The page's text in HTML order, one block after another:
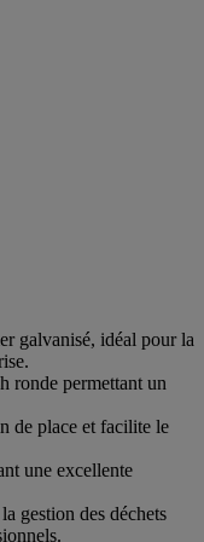
galvanisé, idéal pour la
ronde permettant un
de place et facilite le
une excellente
gestion des déchets